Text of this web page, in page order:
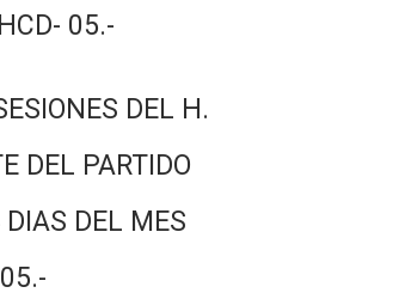
05.-
DEL H.
DEL PARTIDO
DIAS DEL MES